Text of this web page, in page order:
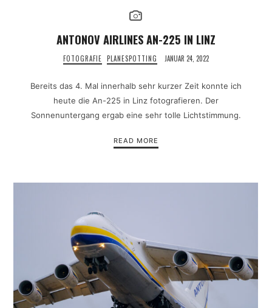
ANTONOV AIRLINES AN-225 IN LINZ
FOTOGRAFIE PLANESPOTTING JANUAR 24, 2022
Bereits das 4. Mal innerhalb sehr kurzer Zeit konnte ich
heute die An-225 in Linz fotografieren. Der
Sonnenuntergang ergab eine sehr tolle Lichtstimmung.
READ MORE